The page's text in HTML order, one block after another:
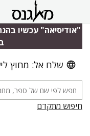
"אודיסיאה" עכשיו
שלח אל: מחוץ
חיפוש מתקדם